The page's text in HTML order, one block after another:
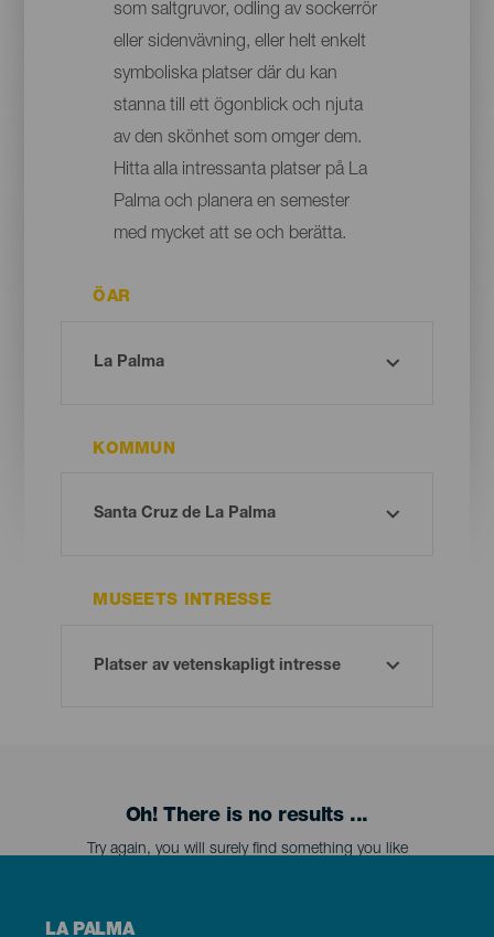
som saltgruvor, odling av sockerrör
eller sidenvävning, eller helt enkelt
symboliska platser där du kan
stanna till ett ögonblick och njuta
av den skönhet som omger dem.
Hitta alla intressanta platser på La
Palma och planera en semester
med mycket att se och berätta.
ÖAR
KOMMUN
MUSEETS INTRESSE
Oh! There is no results ...
Try again, you will surely find something you like
Menú
LA PALMA